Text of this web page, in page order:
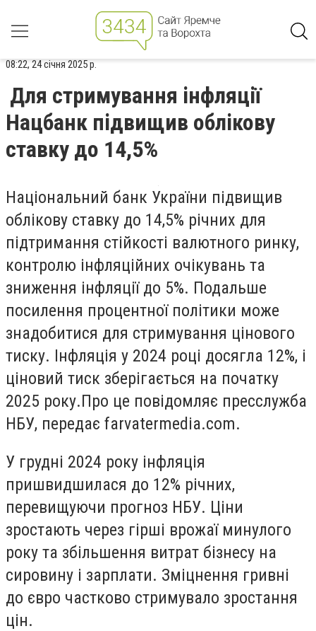
08:22, 24 січня 2025 р.
Для стримування інфляції
Нацбанк підвищив облікову
ставку до 14,5%
Національний банк України підвищив
облікову ставку до 14,5% річних для
підтримання стійкості валютного ринку,
контролю інфляційних очікувань та
зниження інфляції до 5%. Подальше
посилення процентної політики може
знадобитися для стримування цінового
тиску. Інфляція у 2024 році досягла 12%, і
ціновий тиск зберігається на початку
2025 року.Про це повідомляє пресслужба
НБУ, передає farvatermedia.com.
У грудні 2024 року інфляція
пришвидшилася до 12% річних,
перевищуючи прогноз НБУ. Ціни
зростають через гірші врожаї минулого
року та збільшення витрат бізнесу на
сировину і зарплати. Зміцнення гривні
до євро частково стримувало зростання
цін.